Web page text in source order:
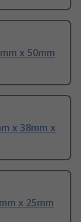
x 50mm
x 38mm x
x 25mm